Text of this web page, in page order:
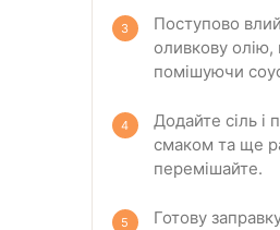
Поступово
оливкову олію,
помішуючи
Додайте сіль і
смаком та ще
перемішайте.
Готову